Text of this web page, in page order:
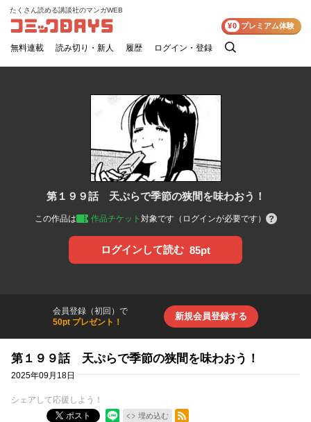
コミックDAYS
たくさん読める講談社のマンガWEB
無料連載 読み切り・新人 履歴 ログイン・登録
検
¥0 プレミアム体験
第１９９話 天ぷらで季節の狭間を味わおう！
この作品は 作品チケット 対象です（ログインが必要です）
ログインして読む 85pt
会員登録（初回）で
50pt プレゼント！
新規会員登録する
第１９９話 天ぷらで季節の狭間を味わおう！
2025年09月18日
シェアして応援しよう！
ポスト
埋め込む
RSSフィード